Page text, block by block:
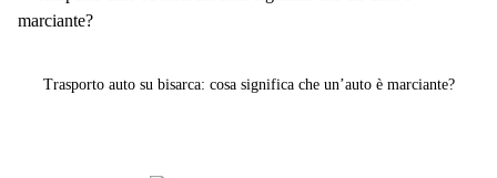
Trasporto auto su bisarca: cosa significa che un’auto è marciante?